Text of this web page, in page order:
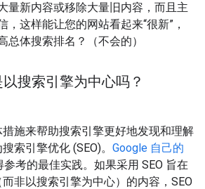
量新内容或移除大量旧内容，而且主
，这样能让您的网站看起来“很新”，
总体搜索排名？（不会的）
搜索引擎为中心吗？
施来帮助搜索引擎更好地发现和理解
索引擎优化 (SEO)。 Google 自己的
考的最佳实践。如果采用 SEO 旨在
非以搜索引擎为中心）的内容，SEO